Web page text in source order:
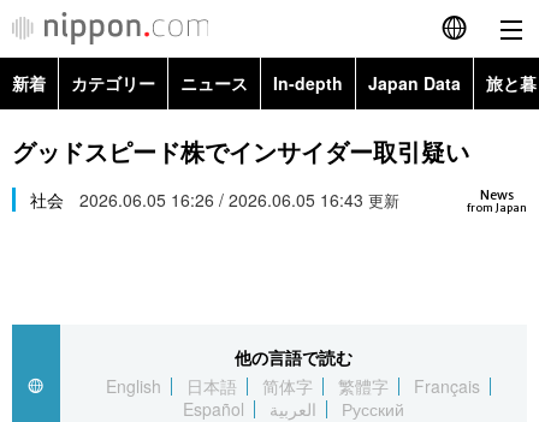
English
简体字
繁體字
العربية
新着 カテゴリー ニュース In-depth Japan Data 旅と
政治・外交
経済・ビジネス
社会
文化
Topics
Images
お知らせ
グッドスピード株でインサイダー取引疑い
News
from Japan
社会 2026.06.05 16:26 / 2026.06.05 16:43 更新
他の言語で読む
English
日本語 简体字 繁體字
Français
Español
العربية Русский